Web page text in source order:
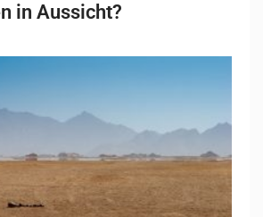
in Aussicht?